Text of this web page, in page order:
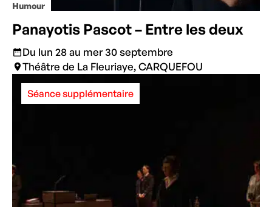
Humour
Panayotis Pascot – Entre les deux
Du lun 28 au mer 30 septembre
Théâtre de La Fleuriaye, CARQUEFOU
Séance supplémentaire